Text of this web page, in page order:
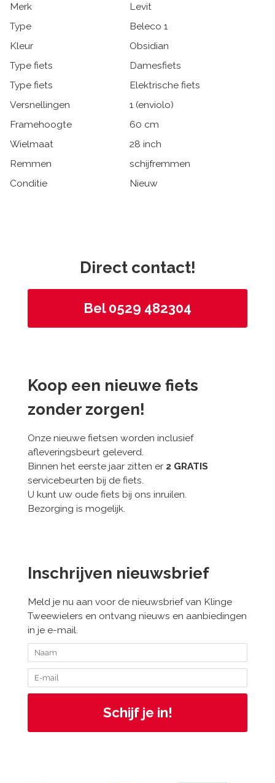
Merk
Levit
Type
Beleco 1
Kleur
Obsidian
Type fiets
Damesfiets
Type fiets
Elektrische fiets
Versnellingen
1 (enviolo)
Framehoogte
60 cm
Wielmaat
28 inch
Remmen
schijfremmen
Conditie
Nieuw
Direct contact!
Bel 0529 482304
Koop een nieuwe fiets
zonder zorgen!
Onze nieuwe fietsen worden inclusief
afleveringsbeurt geleverd.
Binnen het eerste jaar zitten er 2 GRATIS
servicebeurten bij de fiets.
U kunt uw oude fiets bij ons inruilen.
Bezorging is mogelijk.
Inschrijven nieuwsbrief
Meld je nu aan voor de nieuwsbrief van Klinge
Tweewielers en ontvang nieuws en aanbiedingen
in je e-mail.